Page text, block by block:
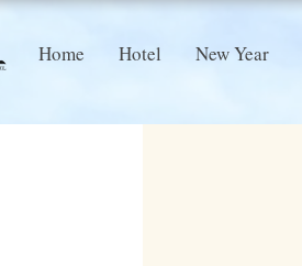
Home Hotel New Year